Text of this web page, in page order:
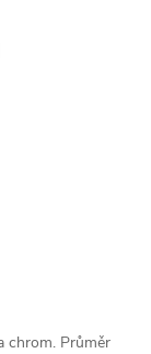
chrom. Průměr